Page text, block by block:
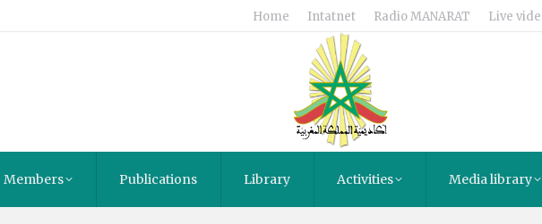
Home Intatnet Radio MANARAT Live
Members Publications Library Activities Media library